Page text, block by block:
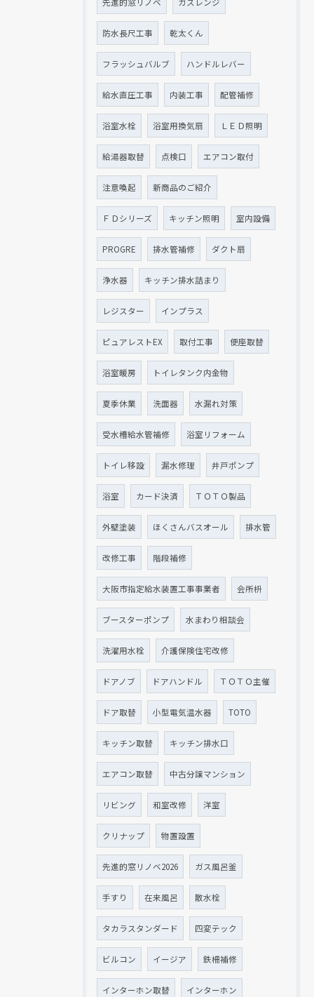
先進的窓リノベ ガスレンジ
防水長尺工事 乾太くん
フラッシュバルブ ハンドルレバー
給水直圧工事 内装工事 配管補修
浴室水栓 浴室用換気扇 ＬＥＤ照明
給湯器取替 点検口 エアコン取付
注意喚起 新商品のご紹介
ＦＤシリーズ キッチン照明 室内設備
PROGRE 排水管補修 ダクト扇
浄水器 キッチン排水詰まり
レジスター インプラス
ピュアレストEX 取付工事 便座取替
浴室暖房 トイレタンク内金物
夏季休業 洗面器 水漏れ対策
受水槽給水管補修 浴室リフォーム
トイレ移設 漏水修理 井戸ポンプ
浴室 カード決済 ＴＯＴＯ製品
外壁塗装 ほくさんバスオール 排水管
改修工事 階段補修
大阪市指定給水装置工事事業者 会所枡
ブースターポンプ 水まわり相談会
洗濯用水栓 介護保険住宅改修
ドアノブ ドアハンドル ＴＯＴＯ主催
ドア取替 小型電気温水器 TOTO
キッチン取替 キッチン排水口
エアコン取替 中古分譲マンション
リビング 和室改修 洋室
クリナップ 物置設置
先進的窓リノベ2026 ガス風呂釜
手すり 在来風呂 散水栓
タカラスタンダード 四変テック
ビルコン イージア 鉄柵補修
インターホン取替 インターホン